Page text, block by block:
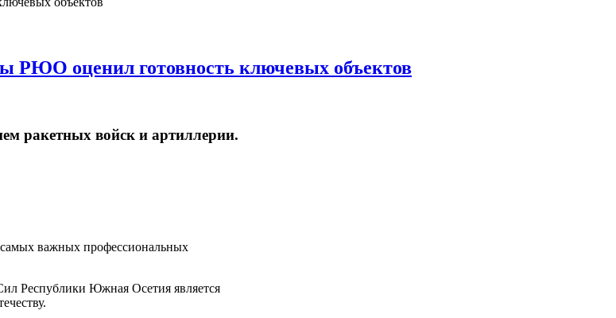
РЮО оценил готовность ключевых объектов
ракетных войск и артиллерии.
важных профессиональных
Республики Южная Осетия является